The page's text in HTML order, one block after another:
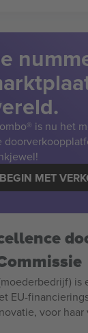
is nu het
BEGIN MET
is
EU-
voor haar